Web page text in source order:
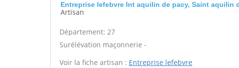
Entreprise lefebvre Int aquilin de pacy, Saint aquilin
Artisan
Département: 27
Surélévation maçonnerie -
Voir la fiche artisan : Entreprise lefebvre